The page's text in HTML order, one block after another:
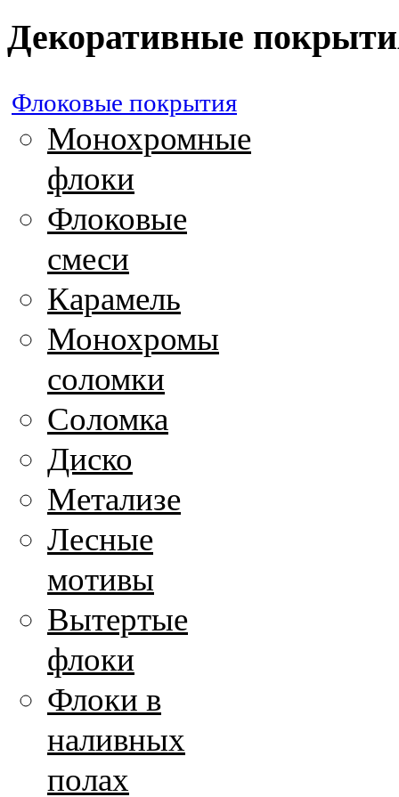
Декоративные
Флоковые покрытия
Монохромные
флоки
Флоковые
смеси
Карамель
Монохромы
соломки
Соломка
Диско
Метализе
Лесные
мотивы
Вытертые
флоки
Флоки в
наливных
полах